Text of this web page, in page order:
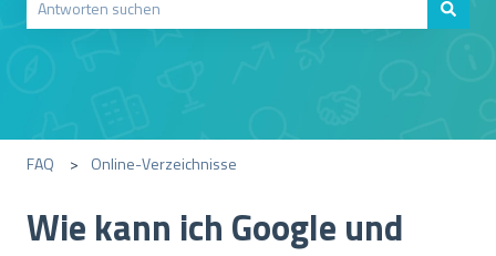
FAQ Online-Verzeichnisse
Wie kann ich Google und